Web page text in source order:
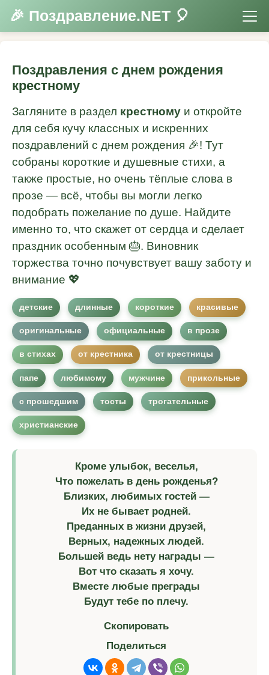
🎉 Поздравление.NET 🎈
Поздравления с днем рождения
крестному
Загляните в раздел крестному и откройте
для себя кучу классных и искренних
поздравлений с днем рождения 🎉! Тут
собраны короткие и душевные стихи, а
также простые, но очень тёплые слова в
прозе — всё, чтобы вы могли легко
подобрать пожелание по душе. Найдите
именно то, что скажет от сердца и сделает
праздник особенным 🎂. Виновник
торжества точно почувствует вашу заботу и
внимание 💖
детские длинные короткие красивые
оригинальные официальные в прозе
в стихах от крестника от крестницы
папе любимому мужчине прикольные
с прошедшим тосты трогательные
христианские
Кроме улыбок, веселья,
Что пожелать в день рожденья?
Близких, любимых гостей —
Их не бывает родней.
Преданных в жизни друзей,
Верных, надежных людей.
Большей ведь нету награды —
Вот что сказать я хочу.
Вместе любые преграды
Будут тебе по плечу.
Скопировать
Поделиться